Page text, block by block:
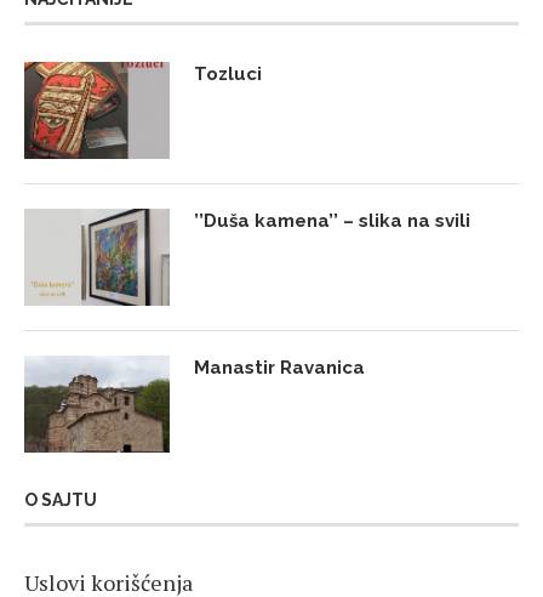
Tozluci
’’Duša kamena’’ – slika na svili
Manastir Ravanica
O SAJTU
Uslovi korišćenja